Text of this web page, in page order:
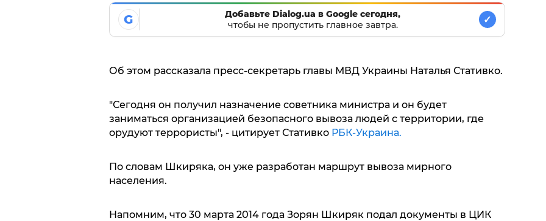
G
Добавьте Dialog.ua в Google сегодня,
чтобы не пропустить главное завтра.
✓
Об этом рассказала пресс-секретарь главы МВД Украины Наталья Стативко.
"Сегодня он получил назначение советника министра и он будет
заниматься организацией безопасного вывоза людей с территории, где
орудуют террористы", - цитирует Стативко РБК-Украина.
По словам Шкиряка, он уже разработан маршрут вывоза мирного
населения.
Напомним, что 30 марта 2014 года Зорян Шкиряк подал документы в ЦИК